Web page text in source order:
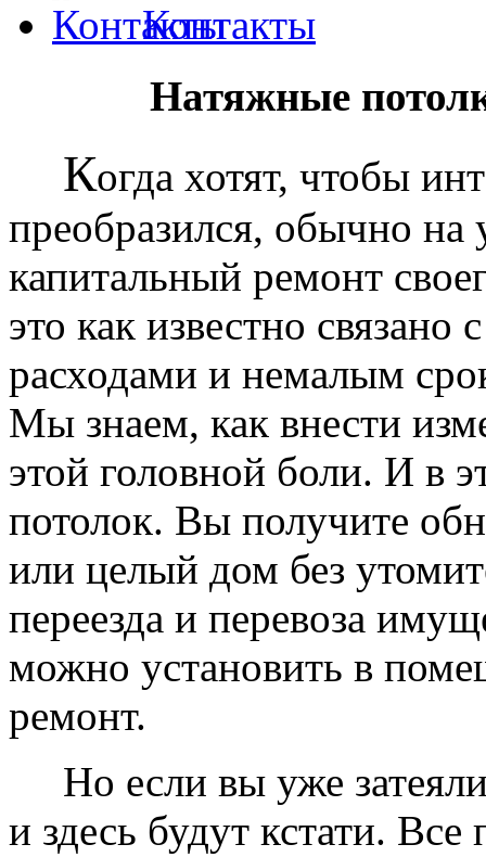
Контакты
Натяжные
Когда хотят, чтобы
преобразился, обычно на
капитальный ремонт
это как известно
расходами и немалым
Мы знаем, как внести
этой головной боли. И в
потолок. Вы получите
или целый дом без
переезда и перевоза
можно установить в
ремонт.
Но если вы уже
и здесь будут кстати.